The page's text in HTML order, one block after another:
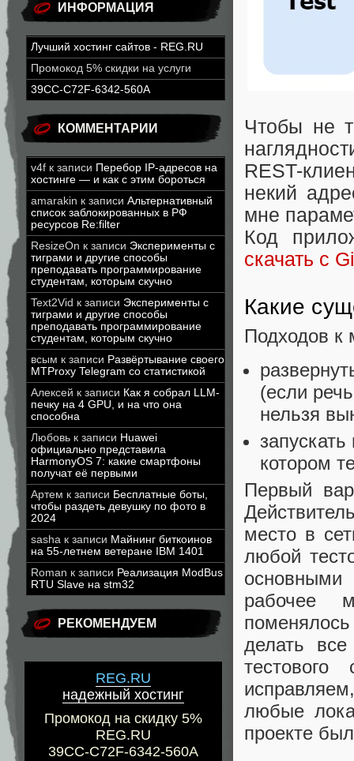
ИНФОРМАЦИЯ
Лучший хостинг сайтов - REG.RU
Промокод 5% скидки на услуги
39CC-C72F-6342-560A
КОММЕНТАРИИ
v4f к записи Перебор IP-адресов на
хостинге — и как с этим бороться
amarakin к записи Альтернативный
список заблокированных в РФ
ресурсов Re:filter
ResizeOn к записи Эксперименты с
тиграми и другие способы
преподавать программирование
студентам, которым скучно
Text2Vid к записи Эксперименты с
тиграми и другие способы
преподавать программирование
студентам, которым скучно
всым к записи Развёртывание своего
MTProxy Telegram со статистикой
Алексей к записи Как я собрал LLM-
печку на 4 GPU, и на что она
способна
Любовь к записи Huawei
официально представила
HarmonyOS 7: какие смартфоны
получат её первыми
Артем к записи Бесплатные боты,
чтобы раздеть девушку по фото в
2024
sasha к записи Майнинг биткоинов
на 55-летнем ветеране IBM 1401
Roman к записи Реализация ModBus
RTU Slave на stm32
РЕКОМЕНДУЕМ
REG.RU
надежный хостинг
Промокод на скидку 5%
REG.RU
39CC-C72F-6342-560A
Чтобы не
REST-
некий
мне
Код
скачать с
Какие
Подходов к
(если
нельзя
котором
Первый
место в
любой
основными
рабочее
делать
любые
проекте